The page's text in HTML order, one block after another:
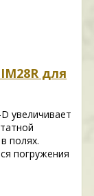
для
увеличивает
полях.
погружения